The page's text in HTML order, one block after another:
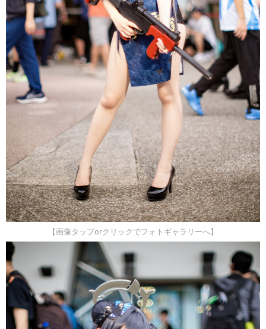
【画像タップorクリックでフォトギャラリーへ】